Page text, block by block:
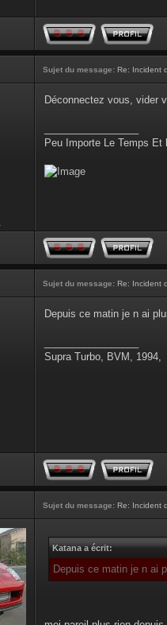
Sujet du message: Re: Incident
Déconnectez vous, vider
Peu Importe Le Temps Et
Sujet du message: Re: Incident
Depuis ce matin je n ai
Supra Turbo, BVM, 1994,
Sujet du message: Re: Incident
Katana a écrit:
Depuis ce matin je n ai